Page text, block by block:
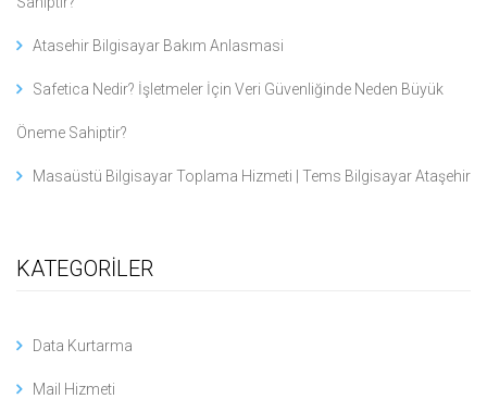
Atasehir Bilgisayar Bakım Anlasmasi
Safetica Nedir? İşletmeler İçin Veri Güvenliğinde Neden Büyük
Öneme Sahiptir?
Masaüstü Bilgisayar Toplama Hizmeti | Tems Bilgisayar Ataşehir
KATEGORİLER
Data Kurtarma
Mail Hizmeti